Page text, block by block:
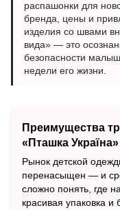
распашонки для
бренда, цены и
изделия со швами
вида» — это
безопасности
недели его жизни.
Преимущества
«Пташка Україна»
Рынок детской
перенасыщен — и
сложно понять, где
красивая упаковка